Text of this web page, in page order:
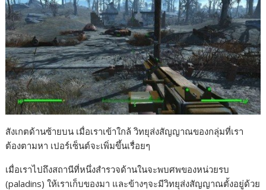
สังเกตด้านซ้ายบน เมื่อเราเข้าใกล้ วิทยุส่งสัญญาณของกลุ่มที่เรา
ต้องตามหา เปอร์เซ็นต์จะเพิ่มขึ้นเรื่อยๆ
เมื่อเราไปถึงสถานีที่หนึ่งสำรวจด้านในจะพบศพของหน่วยรบ
(paladins) ให้เราเก็บของมา และข้างๆจะมีวิทยุส่งสัญญาณตั้งอยู่ด้วย